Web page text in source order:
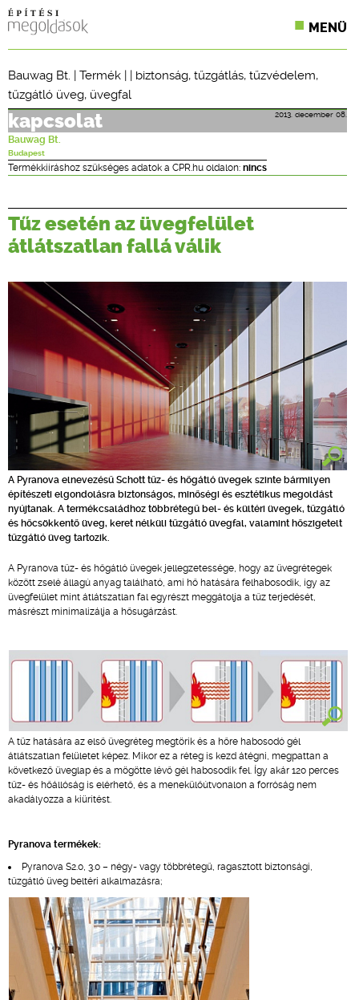
MENÜ
SZAKLAPOK
CPR TERMÉKKIÍRÁS
ÉPÍTÉSI JOG
ONLINE KÉPZÉSEK
TERVEZÉSI SEGÉDLETEK
Bauwag Bt. | Termék | | biztonság, tűzgátlás, tűzvédelem,
tűzgátló üveg, üvegfal
2013. december 08.
kapcsolat
Bauwag Bt.
Budapest
Termékkiíráshoz szükséges adatok a CPR.hu oldalon: nincs
Tűz esetén az üvegfelület
átlátszatlan fallá válik
A Pyranova elnevezésű Schott tűz- és hőgátló üvegek szinte bármilyen
építészeti elgondolásra biztonságos, minőségi és esztétikus megoldást
nyújtanak. A termékcsaládhoz többrétegű bel- és kültéri üvegek, tűzgátló
és hőcsökkentő üveg, keret nélküli tűzgátló üvegfal, valamint hőszigetelt
tűzgátló üveg tartozik.
A Pyranova tűz- és hőgátló üvegek jellegzetessége, hogy az üvegrétegek
között zselé állagú anyag található, ami hő hatására felhabosodik, így az
üvegfelület mint átlátszatlan fal egyrészt meggátolja a tűz terjedését,
másrészt minimalizálja a hősugárzást.
A tűz hatására az első üvegréteg megtörik és a hőre habosodó gél
átlátszatlan felületet képez. Mikor ez a réteg is kezd átégni, megpattan a
következő üveglap és a mögötte lévő gél habosodik fel. Így akár 120 perces
tűz- és hőállóság is elérhető, és a menekülőútvonalon a forróság nem
akadályozza a kiürítést.
Pyranova termékek:
Pyranova S2.0, 3.0 – négy- vagy többrétegű, ragasztott biztonsági,
tűzgátló üveg beltéri alkalmazásra;